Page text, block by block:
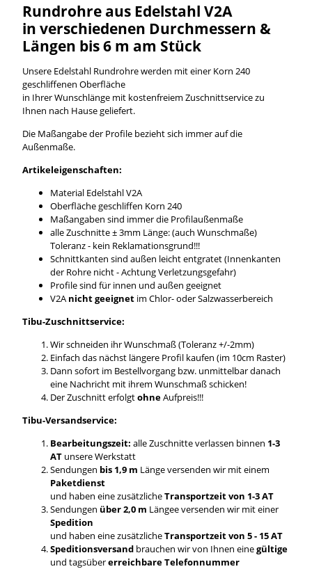
Rundrohre aus Edelstahl V2A
in verschiedenen Durchmessern &
Längen bis 6 m am Stück
Unsere Edelstahl Rundrohre werden mit einer Korn 240
geschliffenen Oberfläche
in Ihrer Wunschlänge mit kostenfreiem Zuschnittservice zu
Ihnen nach Hause geliefert.
Die Maßangabe der Profile bezieht sich immer auf die
Außenmaße.
Artikeleigenschaften:
Material Edelstahl V2A
Oberfläche geschliffen Korn 240
Maßangaben sind immer die Profilaußenmaße
alle Zuschnitte ± 3mm Länge: (auch Wunschmaße)
Toleranz - kein Reklamationsgrund!!!
Schnittkanten sind außen leicht entgratet (Innenkanten
der Rohre nicht - Achtung Verletzungsgefahr)
Profile sind für innen und außen geeignet
V2A nicht geeignet im Chlor- oder Salzwasserbereich
Tibu-Zuschnittservice:
Wir schneiden ihr Wunschmaß (Toleranz +/-2mm)
Einfach das nächst längere Profil kaufen (im 10cm Raster)
Dann sofort im Bestellvorgang bzw. unmittelbar danach
eine Nachricht mit ihrem Wunschmaß schicken!
Der Zuschnitt erfolgtohneAufpreis!!!
Tibu-Versandservice:
Bearbeitungszeit: alle Zuschnitte verlassen binnen 1-3
AT unsere Werkstatt
Sendungen bis 1,9 m Länge versenden wir mit einem
Paketdienst
und haben eine zusätzlicheTransportzeit von 1-3 AT
Sendungen über 2,0 m Längee versenden wir mit einer
Spedition
und haben eine zusätzlicheTransportzeit von 5 - 15 AT
Speditionsversandbrauchen wir von Ihnen einegültige
und tagsübererreichbare Telefonnummer